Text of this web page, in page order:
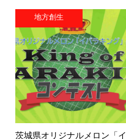
地方創生
茨城県オリジナルメロン「イ